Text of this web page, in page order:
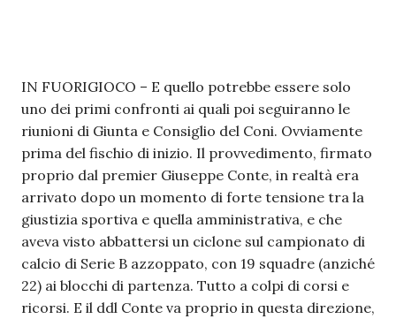
IN FUORIGIOCO – E quello potrebbe essere solo
uno dei primi confronti ai quali poi seguiranno le
riunioni di Giunta e Consiglio del Coni. Ovviamente
prima del fischio di inizio. Il provvedimento, firmato
proprio dal premier Giuseppe Conte, in realtà era
arrivato dopo un momento di forte tensione tra la
giustizia sportiva e quella amministrativa, e che
aveva visto abbattersi un ciclone sul campionato di
calcio di Serie B azzoppato, con 19 squadre (anziché
22) ai blocchi di partenza. Tutto a colpi di corsi e
ricorsi. E il ddl Conte va proprio in questa direzione,